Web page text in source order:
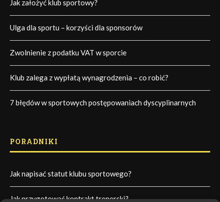
Jak założyć klub sportowy?
Ulga dla sportu – korzyści dla sponsorów
Zwolnienie z podatku VAT w sporcie
Klub zalega z wypłatą wynagrodzenia – co robić?
7 błędów w sportowych postępowaniach dyscyplinarnych
PORADNIKI
Jak napisać statut klubu sportowego?
Jak przygotować kontrakt trenerski?